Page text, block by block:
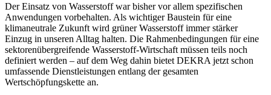
Der Einsatz von Wasserstoff war bisher vor allem spezifischen
Anwendungen vorbehalten. Als wichtiger Baustein für eine
klimaneutrale Zukunft wird grüner Wasserstoff immer stärker
Einzug in unseren Alltag halten. Die Rahmenbedingungen für eine
sektorenübergreifende Wasserstoff-Wirtschaft müssen teils noch
definiert werden – auf dem Weg dahin bietet DEKRA jetzt schon
umfassende Dienstleistungen entlang der gesamten
Wertschöpfungskette an.